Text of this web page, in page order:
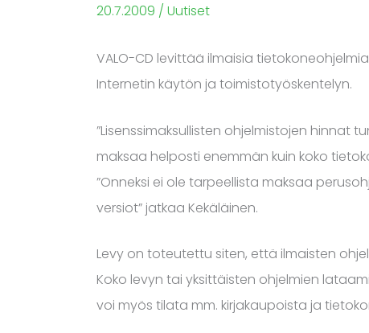
20.7.2009 / Uutiset
VALO-CD levittää ilmaisia
Internetin käytön ja toimistotyöskentelyn.
”Lisenssimaksullisten ohjelmistojen hinnat
maksaa helposti enemmän kuin koko
”Onneksi ei ole tarpeellista maksaa
versiot” jatkaa Kekäläinen.
Levy on toteutettu siten, että ilmaisten
Koko levyn tai yksittäisten ohjelmien
voi myös tilata mm. kirjakaupoista ja